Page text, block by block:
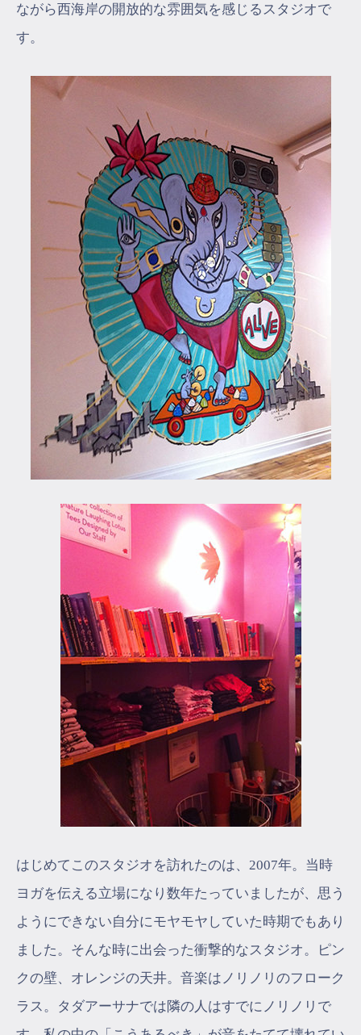
ながら西海岸の開放的な雰囲気を感じるスタジオで
す。
はじめてこのスタジオを訪れたのは、2007年。当時
ヨガを伝える立場になり数年たっていましたが、思う
ようにできない自分にモヤモヤしていた時期でもあり
ました。そんな時に出会った衝撃的なスタジオ。ピン
クの壁、オレンジの天井。音楽はノリノリのフローク
ラス。タダアーサナでは隣の人はすでにノリノリで